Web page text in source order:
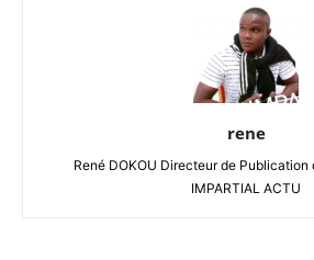
rene
René DOKOU Directeur de Publication
IMPARTIAL ACTU